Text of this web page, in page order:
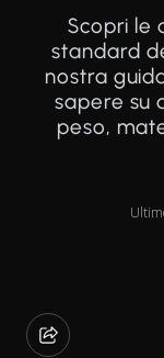
Scopri le
standard
nostra
sapere su
peso,